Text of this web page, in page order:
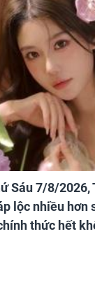
Sáu 7/8/2026,
lộc nhiều hơn
thức hết